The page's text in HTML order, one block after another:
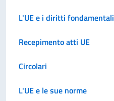
L'UE e i diritti fondamentali
Recepimento atti UE
Circolari
L'UE e le sue norme